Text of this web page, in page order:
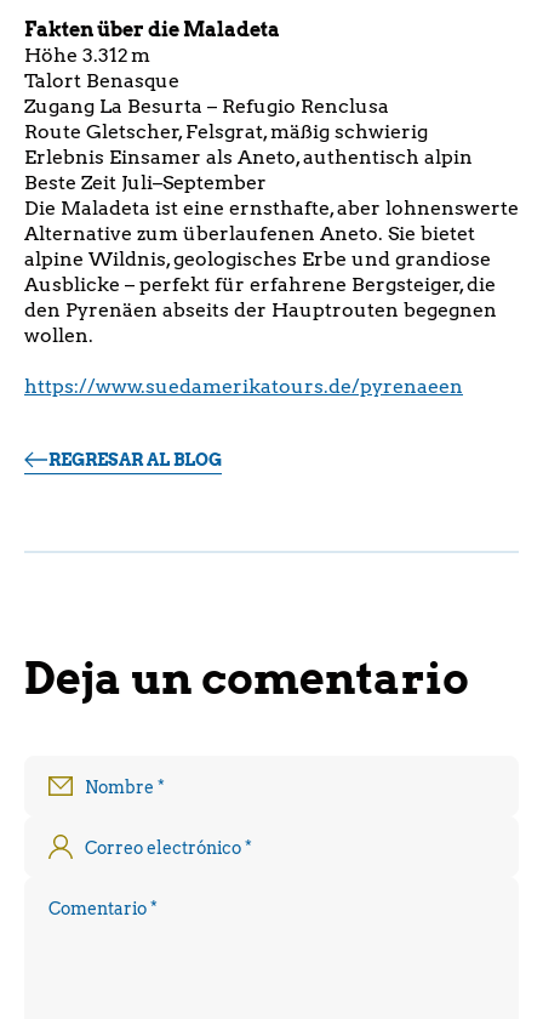
Fakten über die Maladeta
Höhe 3.312 m
Talort Benasque
Zugang La Besurta – Refugio Renclusa
Route Gletscher, Felsgrat, mäßig schwierig
Erlebnis Einsamer als Aneto, authentisch alpin
Beste Zeit Juli–September
Die Maladeta ist eine ernsthafte, aber lohnenswerte
Alternative zum überlaufenen Aneto. Sie bietet
alpine Wildnis, geologisches Erbe und grandiose
Ausblicke – perfekt für erfahrene Bergsteiger, die
den Pyrenäen abseits der Hauptrouten begegnen
wollen.
https://www.suedamerikatours.de/pyrenaeen
REGRESAR AL BLOG
Deja un comentario
Nombre *
Correo electrónico*
Comentario*